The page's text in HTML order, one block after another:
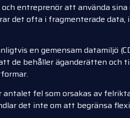
entreprenör att använda
det ofta i fragmenterade
en gemensam datamiljö
de behåller äganderätten
fel som orsakas av
det inte om att begränsa